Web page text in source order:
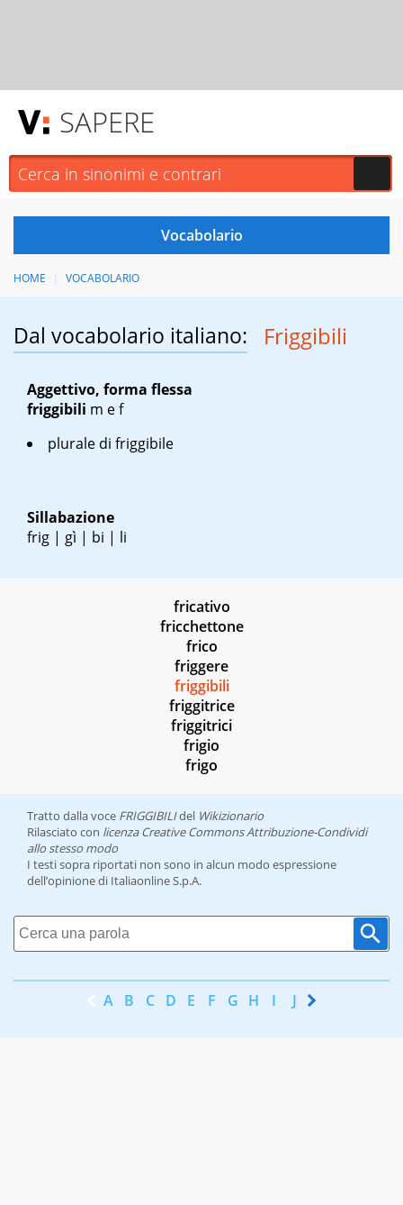
SAPERE
HOME VOCABOLARIO
Dal vocabolario italiano: Friggibili
Aggettivo, forma flessa
friggibili m ef
plurale di friggibile
Sillabazione
frig | gì | bi | li
fricativo
fricchettone
frico
friggere
friggibili
friggitrice
friggitrici
frigio
frigo
Tratto dalla voce FRIGGIBILIdel Wikizionario
Rilasciato con licenza Creative Commons Attribuzione-Condividi
allo stesso modo
I testi sopra riportati non sono in alcun modo espressione
dell’opinione di Italiaonline S.p.A.
A B C D E F G H I J K